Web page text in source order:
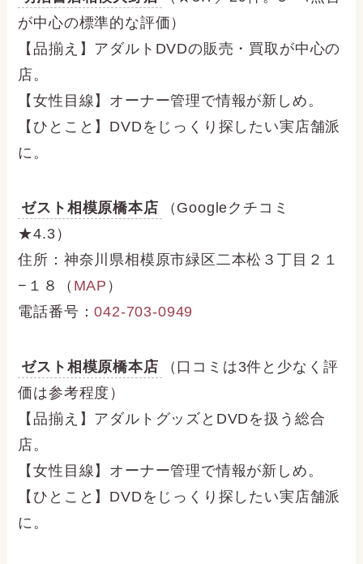
が中心の標準的な評価）
【品揃え】アダルトDVDの販売・買取が中心の
店。
【女性目線】オーナー管理で情報が新しめ。
【ひとこと】DVDをじっくり探したい実店舗派
に。
ゼスト相模原橋本店
（Googleクチコミ
★4.3）
住所：神奈川県相模原市緑区二本松３丁目２１
−１８（ MAP ）
電話番号：042-703-0949
ゼスト相模原橋本店
（口コミは3件と少なく評
価は参考程度）
【品揃え】アダルトグッズとDVDを扱う総合
店。
【女性目線】オーナー管理で情報が新しめ。
【ひとこと】DVDをじっくり探したい実店舗派
に。